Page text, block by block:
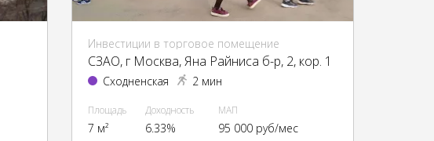
Инвестиции в торговое помещение
CЗАО, г Москва, Яна Райниса б-р, 2, кор. 1
Сходненская 2 мин
Площадь
7 м²
Доходность
6.33%
МАП
95 000 руб/мес